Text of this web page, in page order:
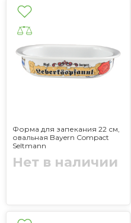
Форма для запекания 22 см,
овальная Bayern Compact
Seltmann
Нет в наличии